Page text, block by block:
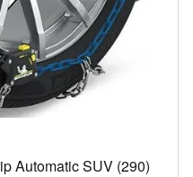
Automatic SUV (290)